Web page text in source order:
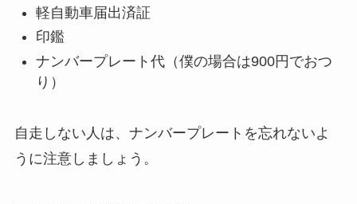
軽自動車届出済証
印鑑
ナンバープレート代（僕の場合は900円でおつ
り）
自走しない人は、ナンバープレートを忘れないよ
うに注意しましょう。